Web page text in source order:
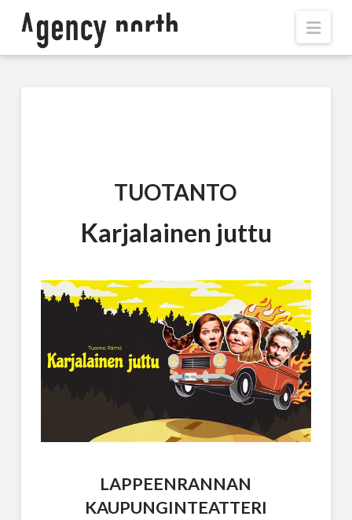
TUOTANTO
Karjalainen juttu
LAPPEENRANNAN
KAUPUNGINTEATTERI